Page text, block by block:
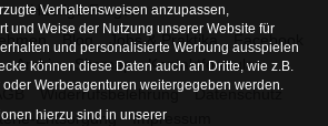
Häufige Fragen
Blog Jobs & Praktika
Facebook
Archiv Sitemap
Kontaktformular
Widerrufsbelehrung
Datenschutz
Entsorgung
Impressum
Verhaltensweisen anzupassen,
und Weise der Nutzung unserer Website für
und personalisierte Werbung ausspielen
können diese Daten auch an Dritte, wie z.B.
Werbeagenturen weitergegeben werden.
hierzu sind in unserer